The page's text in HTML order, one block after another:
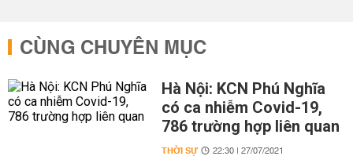
CÙNG CHUYÊN MỤC
Hà Nội: KCN Phú Nghĩa
có ca nhiễm Covid-19,
786 trường hợp liên quan
THỜI SỰ 22:30 | 27/07/2021